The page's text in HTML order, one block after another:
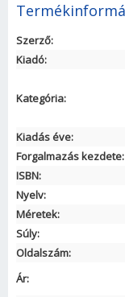
Szerző:
Kiadó:
Kategória:
Kiadás éve:
Forgalmazás kezdete:
ISBN:
Nyelv:
Méretek:
Súly:
Oldalszám:
Ár: